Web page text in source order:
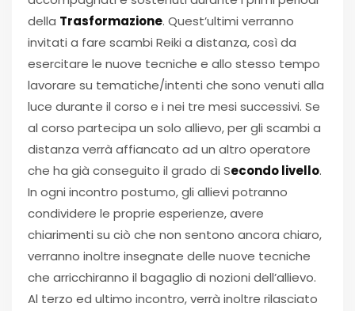
della Trasformazione. Quest’ultimi verranno
invitati a fare scambi Reiki a distanza, così da
esercitare le nuove tecniche e allo stesso tempo
lavorare su tematiche/intenti che sono venuti alla
luce durante il corso e i nei tre mesi successivi. Se
al corso partecipa un solo allievo, per gli scambi a
distanza verrà affiancato ad un altro operatore
che ha già conseguito il grado di Secondo livello.
In ogni incontro postumo, gli allievi potranno
condividere le proprie esperienze, avere
chiarimenti su ciò che non sentono ancora chiaro,
verranno inoltre insegnate delle nuove tecniche
che arricchiranno il bagaglio di nozioni dell’allievo.
Al terzo ed ultimo incontro, verrà inoltre rilasciato